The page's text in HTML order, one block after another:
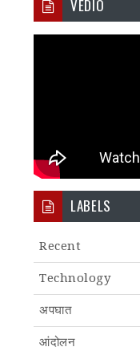
VEDIO
LABELS
Recent
Technology
अपघात
आंदोलन